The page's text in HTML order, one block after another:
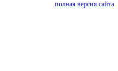
полная версия сайта